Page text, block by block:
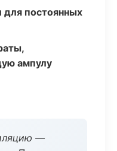
для постоянных
ампулу
—